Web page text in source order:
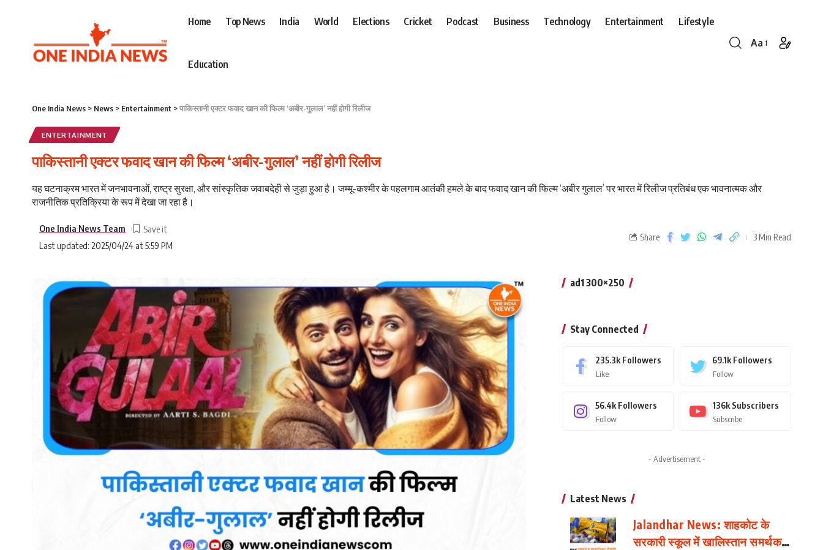
Home Top News India World Elections Cricket Podcast Business Technology Entertainment Lifestyle
Education
Aa
One India News > News > Entertainment >पाकिस्तानी एक्टर फवाद खान की फिल्म ‘अबीर-गुलाल’ नहीं होगी रिलीज
ENTERTAINMENT
पाकिस्तानी एक्टर फवाद खान की फिल्म ‘अबीर-गुलाल’ नहीं होगी रिलीज
यह घटनाक्रम भारत में जनभावनाओं, राष्ट्र सुरक्षा, और सांस्कृतिक जवाबदेही से जुड़ा हुआ है। जम्मू-कश्मीर के पहलगाम आतंकी हमले के बाद फवाद खान की फिल्म ‘अबीर गुलाल’ पर भारत में रिलीज प्रतिबंध एक भावनात्मक और
राजनीतिक प्रतिक्रिया के रूप में देखा जा रहा है।
Last updated: 2025/04/24 at 5:59 PM
One India News Team
Share 3 Min Read
ad1 300×250
Stay Connected
235.3k Followers
Like
69.1k Followers
Follow
56.4k Followers
Follow
136k Subscribers
Subscribe
- Advertisement -
Latest News
Jalandhar News: शाहकोट के
सरकारी स्कूल में खालिस्तान समर्थक